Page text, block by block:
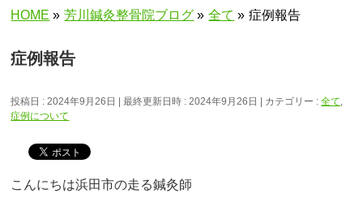
HOME » 芳川鍼灸整骨院ブログ » 全て » 症例報告
症例報告
投稿日 : 2024年9月26日 最終更新日時 : 2024年9月26日 カテゴリー :全て,
症例について
こんにちは浜田市の走る鍼灸師